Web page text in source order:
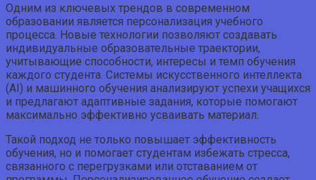
Одним из ключевых трендов в современном
образовании является персонализация учебного
процесса. Новые технологии позволяют создавать
индивидуальные образовательные траектории,
учитывающие способности, интересы и темп обучения
каждого студента. Системы искусственного интеллекта
(AI) и машинного обучения анализируют успехи учащихся
и предлагают адаптивные задания, которые помогают
максимально эффективно усваивать материал.
Такой подход не только повышает эффективность
обучения, но и помогает студентам избежать стресса,
связанного с перегрузками или отставанием от